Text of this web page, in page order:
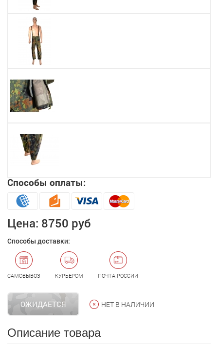
Способы оплаты:
Цена: 8750 руб
Способы доставки:
САМОВЫВОЗ КУРЬЕРОМ ПОЧТА РОССИИ
ОЖИДАЕТСЯ НЕТ В НАЛИЧИИ
Описание товара